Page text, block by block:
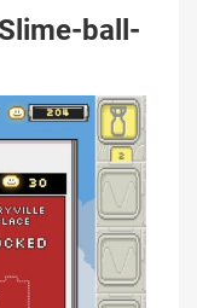
ball-